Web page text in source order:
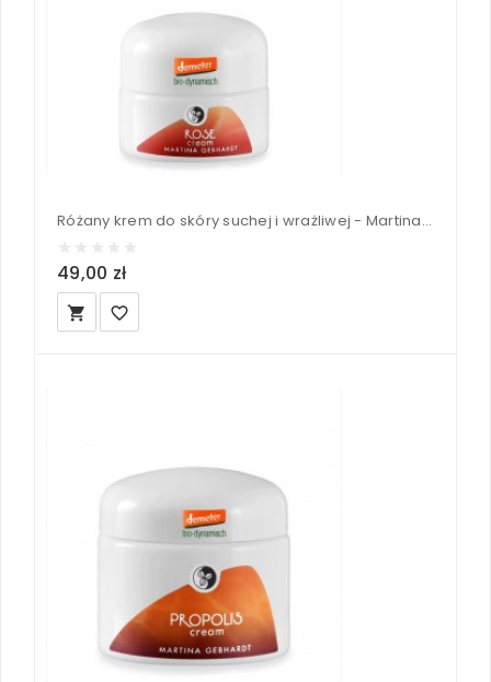
Różany krem do skóry suchej i wrażliwej - Martina Gebhardt 15 ml
49,00 zł
local_grocery_store favorite_border